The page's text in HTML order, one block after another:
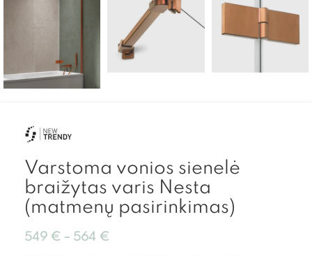
Varstoma vonios sienelė
braižytas varis Nesta
(matmenų pasirinkimas)
549 € – 564 €